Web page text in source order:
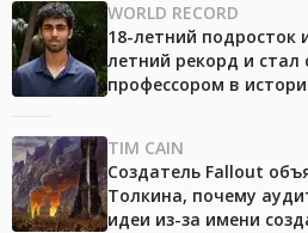
WORLD RECORD
18-летний подросток
летний рекорд и
профессором в
TIM CAIN
Создатель Fallout
Толкина, почему
идеи из-за имени